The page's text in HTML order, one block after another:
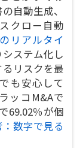
自動生成、
クロー自動
リアルタイ
ステム化し
リスクを最
も安心して
ッコM&Aで
69.02％が個
：数字で見る